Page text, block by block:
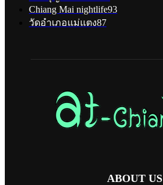
Chiang Mai nightlife93
วัดอำเภอแม่แตง87
ABOUT US